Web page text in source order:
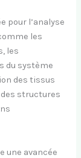
pour l’analyse
les
les
du système
des tissus
structures
une avancée